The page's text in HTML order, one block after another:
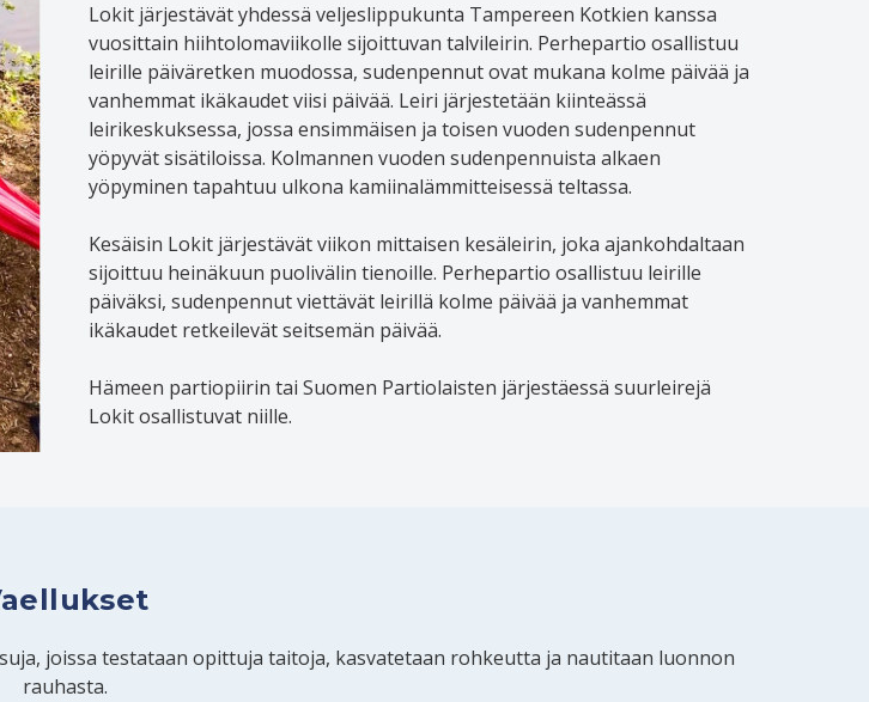
Lokit järjestävät yhdessä veljeslippukunta Tampereen Kotkien kanssa
vuosittain hiihtolomaviikolle sijoittuvan talvileirin. Perhepartio osallistuu
leirille päiväretken muodossa, sudenpennut ovat mukana kolme päivää ja
vanhemmat ikäkaudet viisi päivää. Leiri järjestetään kiinteässä
leirikeskuksessa, jossa ensimmäisen ja toisen vuoden sudenpennut
yöpyvät sisätiloissa. Kolmannen vuoden sudenpennuista alkaen
yöpyminen tapahtuu ulkona kamiinalämmitteisessä teltassa.
Kesäisin Lokit järjestävät viikon mittaisen kesäleirin, joka ajankohdaltaan
sijoittuu heinäkuun puolivälin tienoille. Perhepartio osallistuu leirille
päiväksi, sudenpennut viettävät leirillä kolme päivää ja vanhemmat
ikäkaudet retkeilevät seitsemän päivää.
Hämeen partiopiirin tai Suomen Partiolaisten järjestäessä suurleirejä
Lokit osallistuvat niille.
joissa testataan opittuja taitoja, kasvatetaan rohkeutta ja nautitaan luonnon
rauhasta.